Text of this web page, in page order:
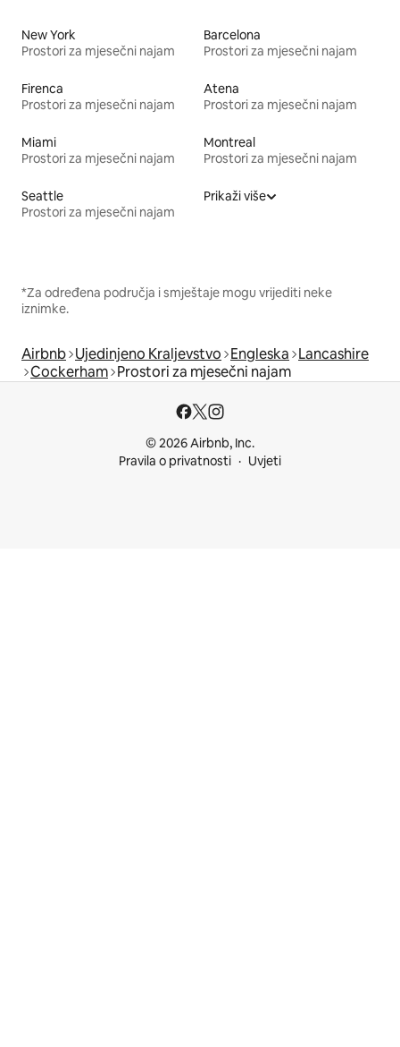
New York
Prostori za mjesečni najam
Barcelona
Prostori za mjesečni najam
Firenca
Prostori za mjesečni najam
Atena
Prostori za mjesečni najam
Miami
Prostori za mjesečni najam
Montreal
Prostori za mjesečni najam
Seattle
Prostori za mjesečni najam
Prikaži više
*Za određena područja i smještaje mogu vrijediti neke
iznimke.
Airbnb Ujedinjeno Kraljevstvo Engleska Lancashire
Cockerham Prostori za mjesečni najam
© 2026 Airbnb, Inc.
Pravila o privatnosti
Uvjeti